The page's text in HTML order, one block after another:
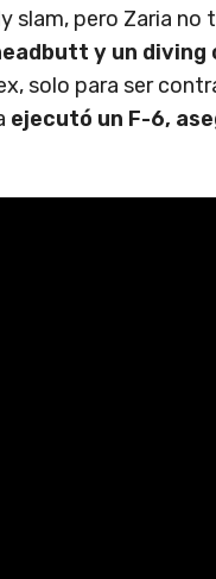
slam, pero Zaria no
y un diving
solo para ser
ejecutó un F-6,